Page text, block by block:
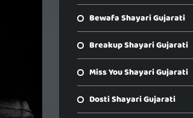
Bewafa Shayari Gujarati
Breakup Shayari Gujarati
Miss You Shayari Gujarati
Dosti Shayari Gujarati